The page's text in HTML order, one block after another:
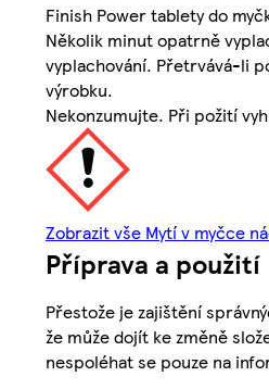
Finish Power tablety do
Několik minut opatrně
vyplachování. Přetrvává-li
výrobku.
Nekonzumujte. Při požití
Zobrazit vše Mytí v myčce
Příprava a použití
Přestože je zajištění
že může dojít ke změně
nespoléhat se pouze na